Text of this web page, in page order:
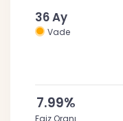
36 Ay
Vade
7.99%
Faiz Oranı